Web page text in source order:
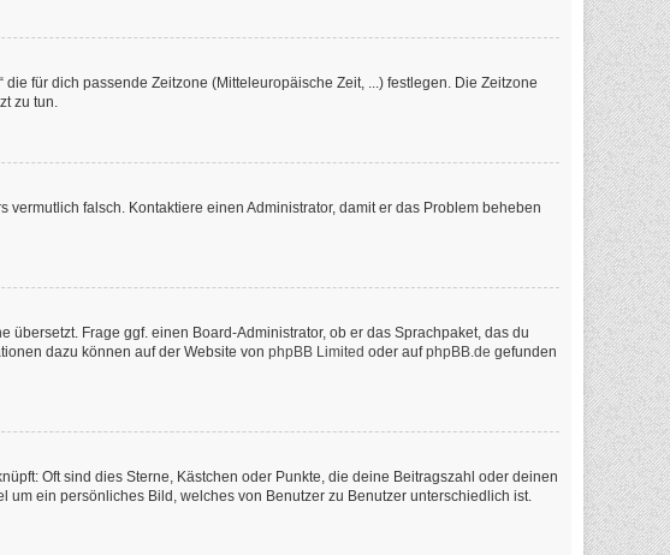
für dich passende Zeitzone (Mitteleuropäische Zeit, ...) festlegen. Die Zeitzone
zu tun.
falsch. Kontaktiere einen Administrator, damit er das Problem beheben
Frage ggf. einen Board-Administrator, ob er das Sprachpaket, das du
dazu können auf der Website von phpBB Limited oder aufphpBB.de gefunden
Oft sind dies Sterne, Kästchen oder Punkte, die deine Beitragszahl oder deinen
um ein persönliches Bild, welches von Benutzer zu Benutzer unterschiedlich ist.